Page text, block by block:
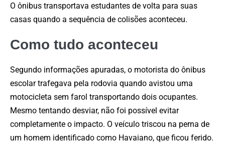
O ônibus transportava estudantes de volta para suas
casas quando a sequência de colisões aconteceu.
Como tudo aconteceu
Segundo informações apuradas, o motorista do ônibus
escolar trafegava pela rodovia quando avistou uma
motocicleta sem farol transportando dois ocupantes.
Mesmo tentando desviar, não foi possível evitar
completamente o impacto. O veículo triscou na perna de
um homem identificado como Havaiano, que ficou ferido.